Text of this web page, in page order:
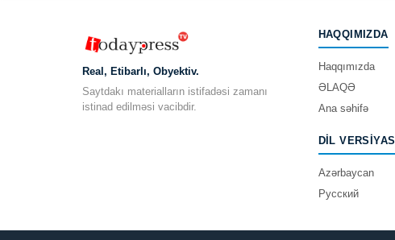
Real, Etibarlı, Obyektiv.
Saytdakı materialların istifadəsi zamanı
istinad edilməsi vacibdir.
HAQQIMIZDA
Haqqımızda
ƏLAQƏ
Ana səhifə
DIL VERSIYASI
Azərbaycan
Русский